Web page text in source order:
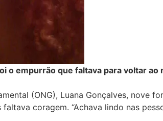
o empurrão que faltava para voltar
(ONG), Luana Gonçalves, nove
coragem. “Achava lindo nas